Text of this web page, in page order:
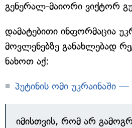
გენერალ-მაიორი ვიქტორ
დამატებითი ინფორმაცია
მოვლენებზე განახლებად
ნახოთ აქ:
პუტინის ომი უკრაინაში
იმისთვის, რომ არ